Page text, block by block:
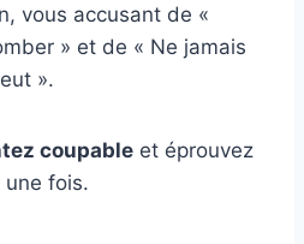
vous accusant de «
» et de « Ne jamais
».
coupable et éprouvez
une fois.